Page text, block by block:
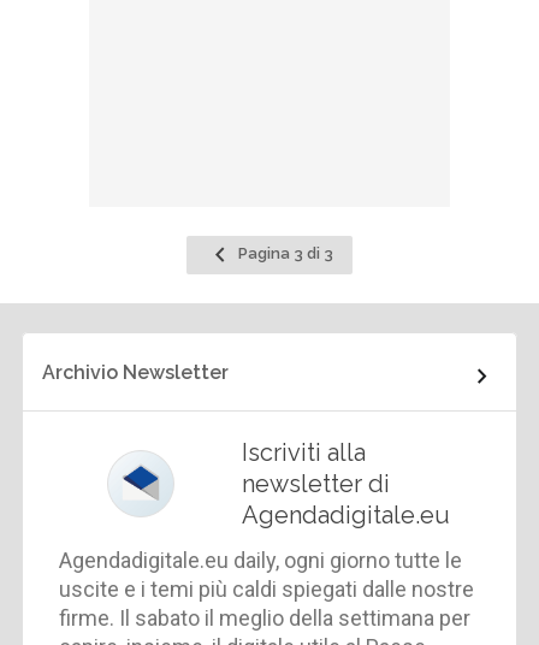
Pagina
precedente
Pagina 3 di 3
Archivio Newsletter
Iscriviti alla
newsletter di
Agendadigitale.eu
Agendadigitale.eu daily, ogni giorno tutte le
uscite e i temi più caldi spiegati dalle nostre
firme. Il sabato il meglio della settimana per